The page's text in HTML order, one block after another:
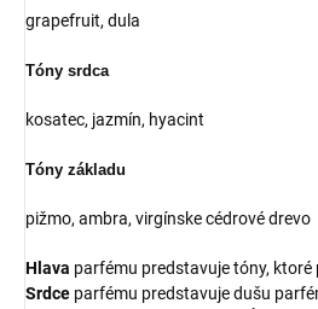
grapefruit, dula
Tóny srdca
kosatec, jazmín, hyacint
Tóny základu
pižmo, ambra, virgínske cédrové drevo
Hlava parfému predstavuje tóny, ktoré
Srdce parfému predstavuje dušu